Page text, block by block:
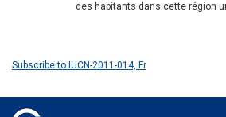
des habitants dans cette région
Subscribe to IUCN-2011-014, Fr